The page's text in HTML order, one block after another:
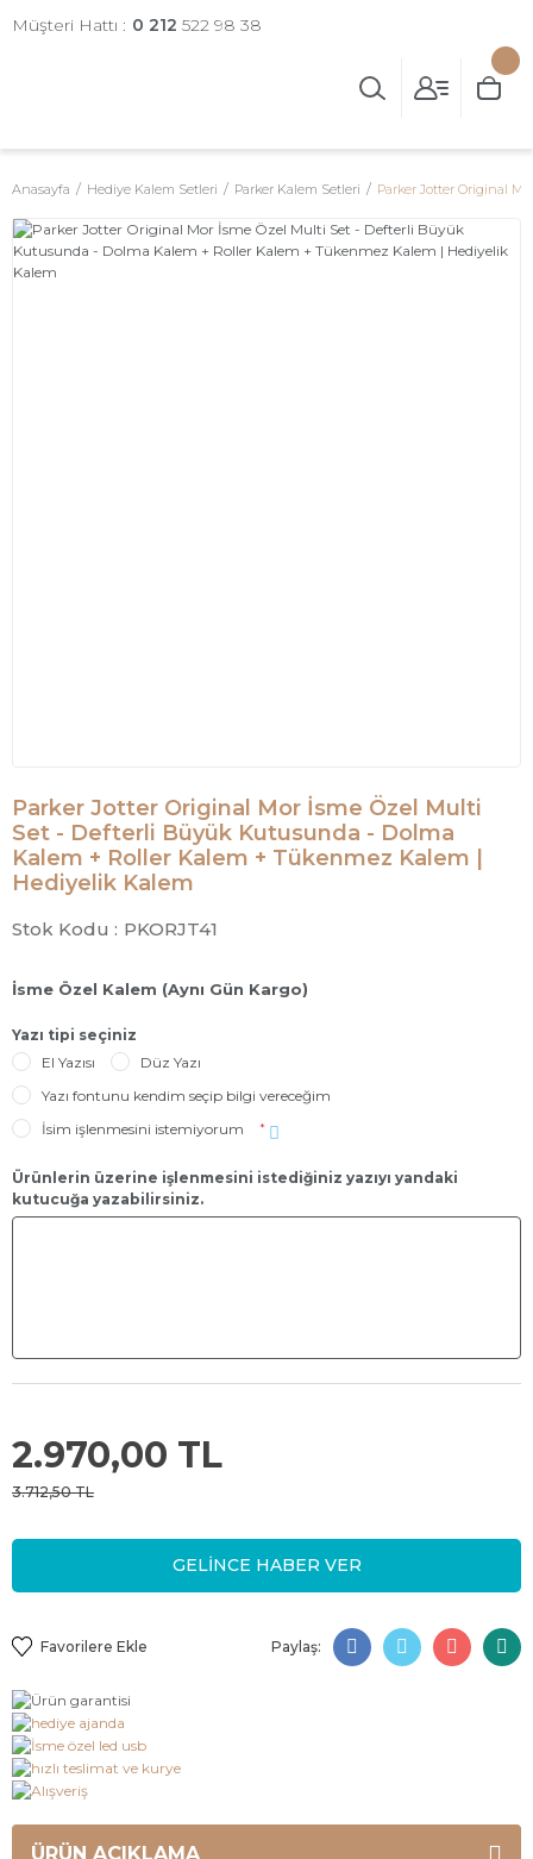
Müşteri Hattı : 0 212 522 98 38
Anasayfa Hediye Kalem Setleri Parker Kalem Setleri Parker Jotter Original
Parker Jotter Original Mor İsme Özel Multi
Set - Defterli Büyük Kutusunda - Dolma
Kalem + Roller Kalem + Tükenmez Kalem |
Hediyelik Kalem
Stok Kodu : PKORJT41
İsme Özel Kalem (Aynı Gün Kargo)
Yazı tipi seçiniz
El Yazısı
Düz Yazı
Yazı fontunu kendim seçip bilgi vereceğim
İsim işlenmesini istemiyorum
*
Ürünlerin üzerine işlenmesini istediğiniz yazıyı yandaki
kutucuğa yazabilirsiniz.
2.970,00 TL
3.712,50 TL
GELİNCE HABER VER
Paylaş:
ÜRÜN AÇIKLAMA